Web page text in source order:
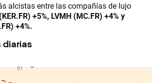
alcistas entre las compañías de lujo
+5%, LVMH (MC.FR) +4% y
+4%.
diarias